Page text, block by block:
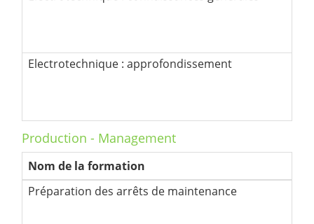
Electrotechnique : approfondissement
Production - Management
Nom de la formation
Préparation des arrêts de maintenance